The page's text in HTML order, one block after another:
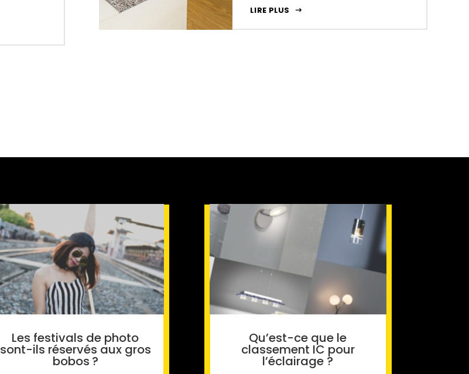
LIRE PLUS
Les festivals de photo
sont-ils réservés aux gros
bobos ?
Qu’est-ce que le
classement IC pour
l’éclairage ?